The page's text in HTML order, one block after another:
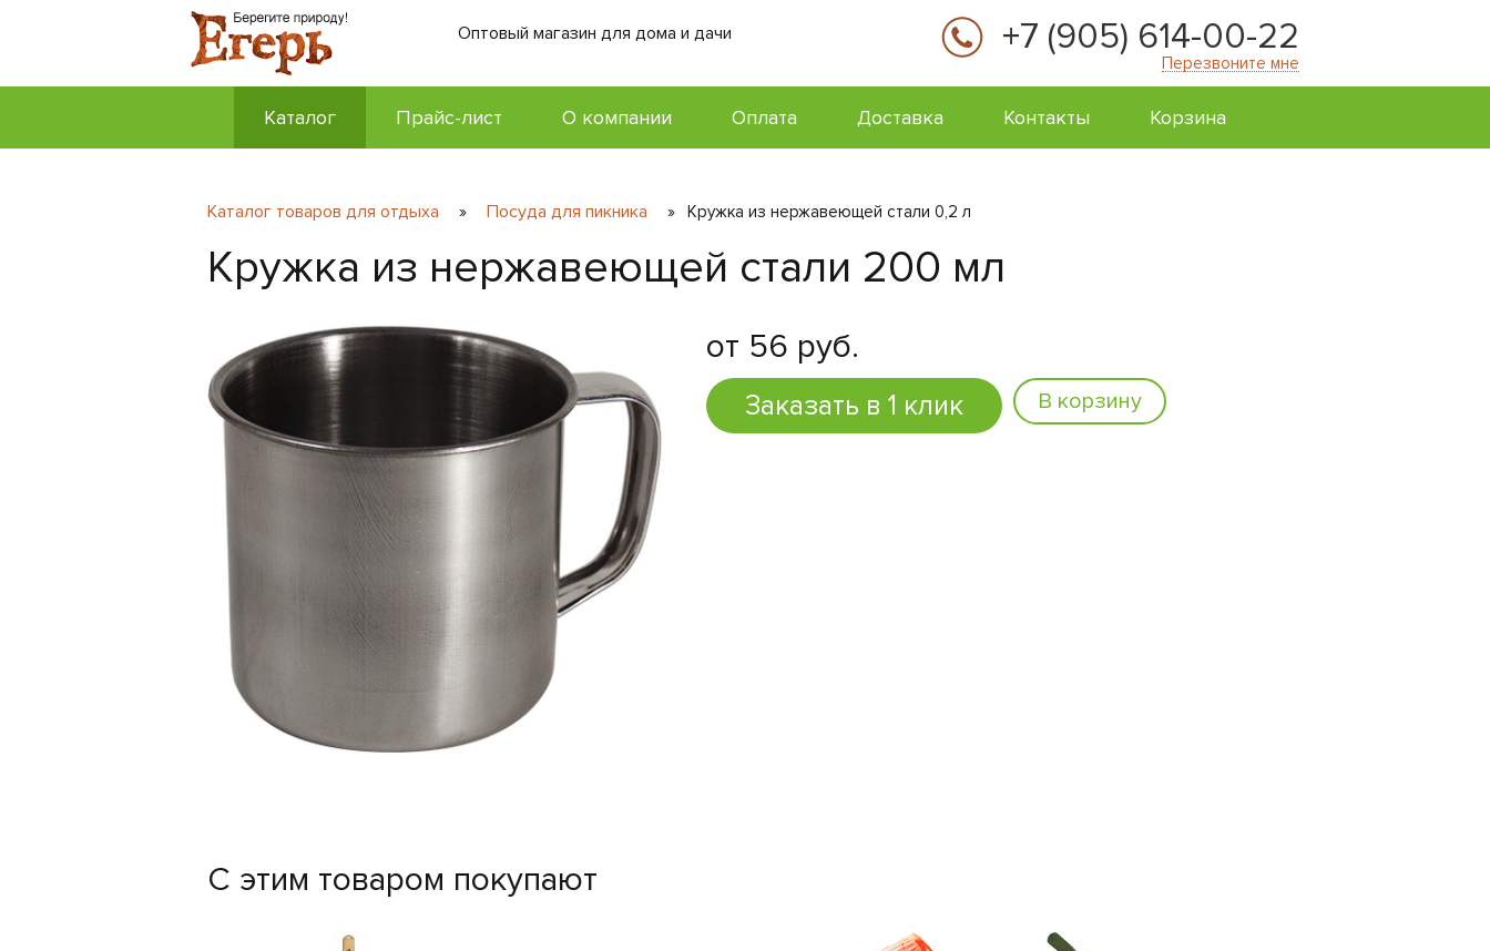
Оптовый магазин для дома и дачи +7 (905) 614-00-22
Перезвоните мне
Каталог Прайс-лист О компании Оплата Доставка Контакты Корзина
Каталог товаров для отдыха » Посуда для пикника » Кружка из нержавеющей стали 0,2 л
Кружка из нержавеющей стали 200 мл
от 56 руб.
Заказать в 1 клик В корзину
С этим товаром покупают